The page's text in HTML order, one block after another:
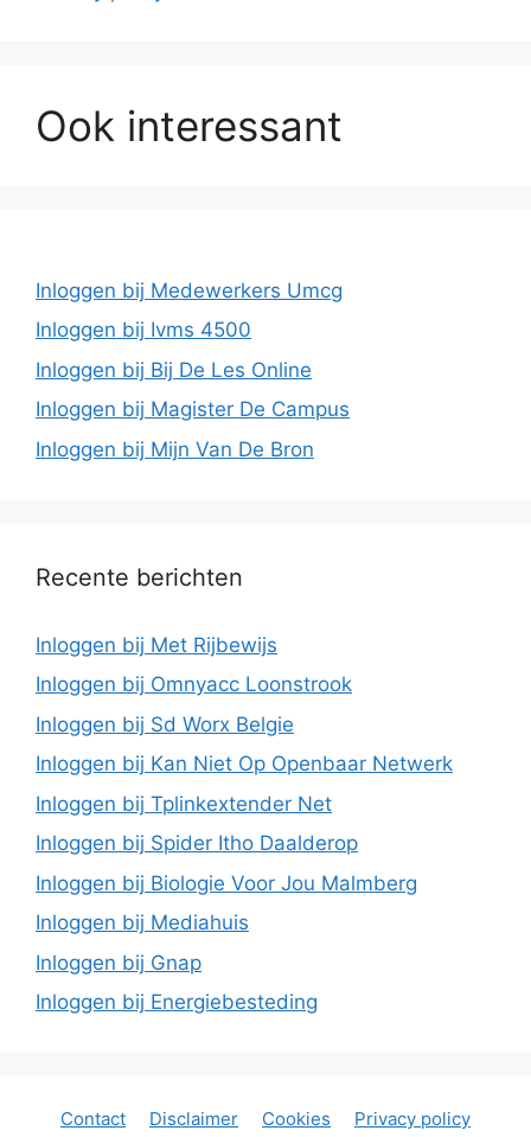
Ook interessant
Inloggen bij Medewerkers Umcg
Inloggen bij Ivms 4500
Inloggen bij Bij De Les Online
Inloggen bij Magister De Campus
Inloggen bij Mijn Van De Bron
Recente berichten
Inloggen bij Met Rijbewijs
Inloggen bij Omnyacc Loonstrook
Inloggen bij Sd Worx Belgie
Inloggen bij Kan Niet Op Openbaar Netwerk
Inloggen bij Tplinkextender Net
Inloggen bij Spider Itho Daalderop
Inloggen bij Biologie Voor Jou Malmberg
Inloggen bij Mediahuis
Inloggen bij Gnap
Inloggen bij Energiebesteding
Contact Disclaimer Cookies Privacy policy